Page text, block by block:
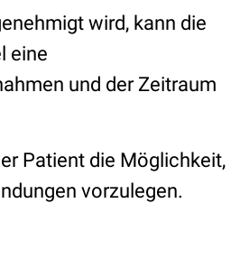
wird, kann die
eine
und der Zeitraum
Patient die Möglichkeit,
vorzulegen.